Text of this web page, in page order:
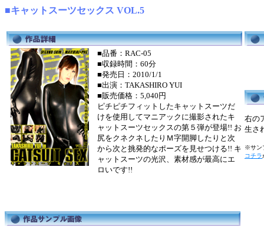
■キャットスーツセックス VOL.5
■品番：RAC-05
■収録時間：60分
■発売日：2010/1/1
■出演：TAKASHIRO YUI
■販売価格：5,040円
ピチピチフィットしたキャットスーツだ
けを使用してマニアックに撮影されたキ
ャットスーツセックスの第５弾が登場!! お
尻をクネクネしたりＭ字開脚したりと次
から次と挑発的なポーズを見せつける!! キ
ャットスーツの光沢、素材感が最高にエ
ロいです!!
右の
生さ
※サン
コチラ